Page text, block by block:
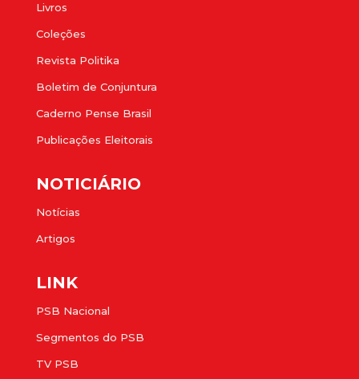
Livros
Coleções
Revista Politika
Boletim de Conjuntura
Caderno Pense Brasil
Publicações Eleitorais
NOTICIÁRIO
Notícias
Artigos
LINK
PSB Nacional
Segmentos do PSB
TV PSB